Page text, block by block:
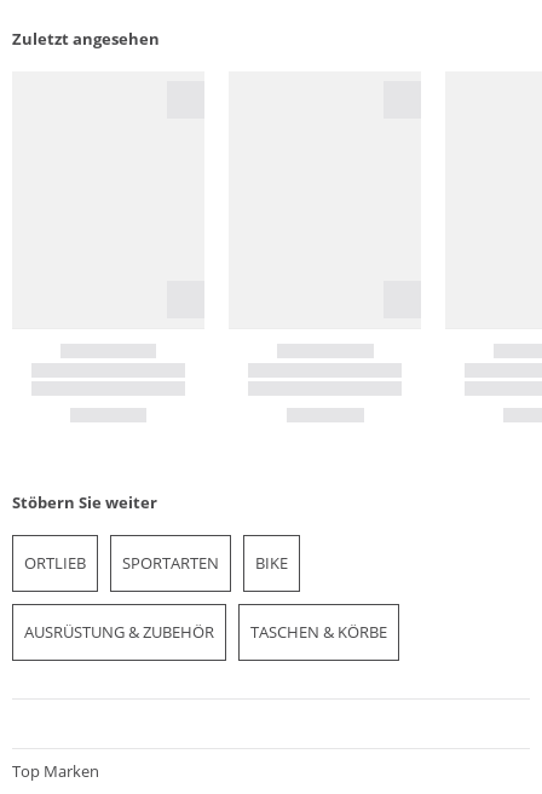
Zuletzt angesehen
Stöbern Sie weiter
ORTLIEB SPORTARTEN BIKE
AUSRÜSTUNG & ZUBEHÖR TASCHEN & KÖRBE
Top Marken